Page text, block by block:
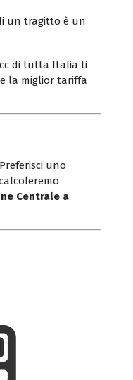
un tragitto è un
di tutta Italia ti
la miglior tariffa
uno
Centrale a